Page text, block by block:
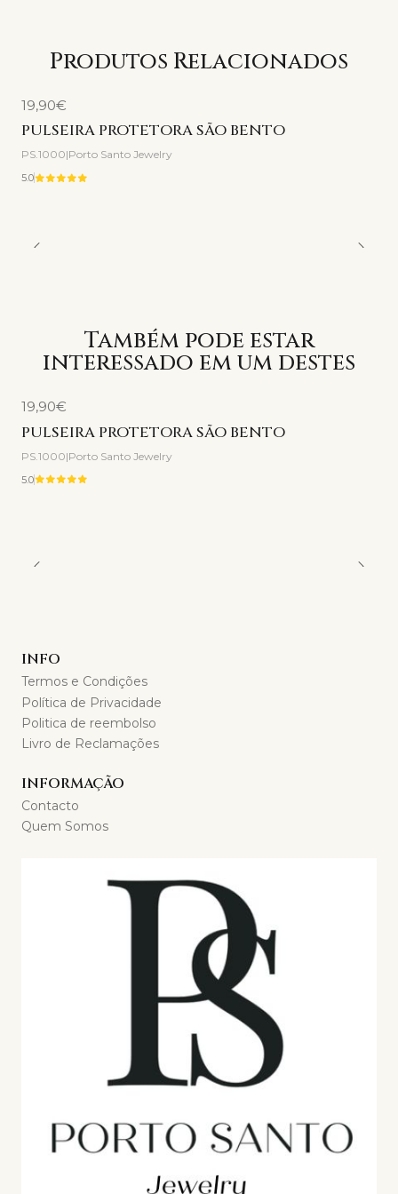
Produtos Relacionados
19,90€
PULSEIRA PROTETORA SÃO BENTO
PS.1000|Porto Santo Jewelry
5.0
Também pode estar
interessado em um destes
19,90€
PULSEIRA PROTETORA SÃO BENTO
PS.1000|Porto Santo Jewelry
5.0
INFO
Termos e Condições
Política de Privacidade
Politica de reembolso
Livro de Reclamações
INFORMAÇÃO
Contacto
Quem Somos